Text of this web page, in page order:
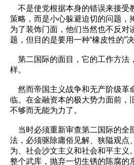
不是使党根据本身的错误来接受
策略，而是小心躲避迫切的问题，
为了装饰门面，他们当然也不反对
题，但目的是要用一种“橡皮性的
第二国际的面目，它的工作方法
样。
然而帝国主义战争和无产阶级革
临。在金融资本的极大势力面前，
不够而无能为力了。
当时必须重新审查第二国际的全
法，必须驱除庸俗见解、狭隘观点
为、社会沙文主义和社会和平主义
整个武库，抛弃一切生锈的陈腐的